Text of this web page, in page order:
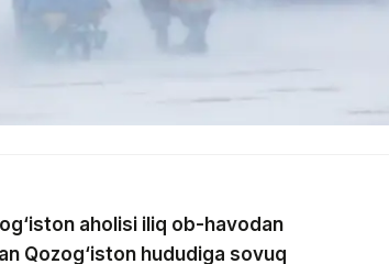
aholisi iliq ob-havodan
Qozog‘iston hududiga sovuq